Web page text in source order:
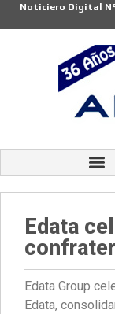
Noticiero Digital N°
Edata
Edata Group
Edata,